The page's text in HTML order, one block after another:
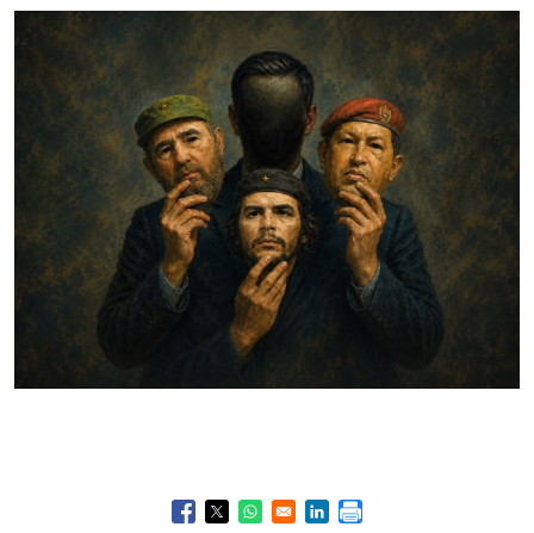
Opens in a new window
Opens in a new window
Opens in a new window
Opens in a new window